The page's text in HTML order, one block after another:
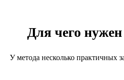
Для чего
У метода несколько практичных